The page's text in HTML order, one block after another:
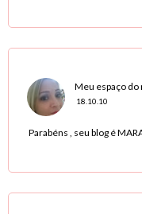
Meu espaço
18.10.10
Parabéns , seu blog é